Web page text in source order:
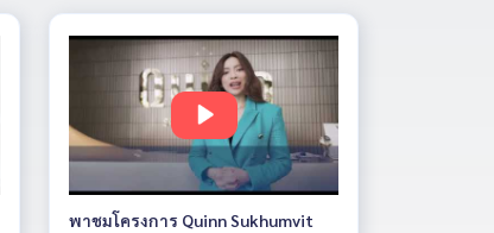
พาชมโครงการ Quinn Sukhumvit